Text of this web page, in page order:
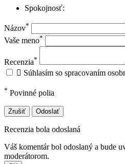
Spokojnosť:
Názov*
Vaše meno*
Recenzia*
 Súhlasím so spracovaním
* Povinné polia
Zrušiť Odoslať
Recenzia bola odoslaná
Váš komentár bol odoslaný a bude
moderátorom.